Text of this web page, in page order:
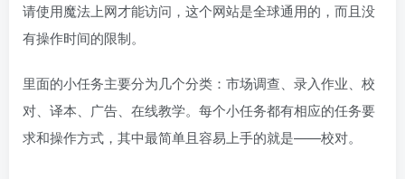
请使用魔法上网才能访问，这个网站是全球通用的，而且没
有操作时间的限制。
里面的小任务主要分为几个分类：市场调查、录入作业、校
对、译本、广告、在线教学。每个小任务都有相应的任务要
求和操作方式，其中最简单且容易上手的就是——校对。